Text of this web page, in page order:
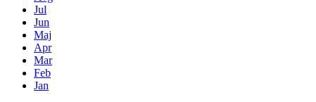
Jul
Jun
Maj
Apr
Mar
Feb
Jan